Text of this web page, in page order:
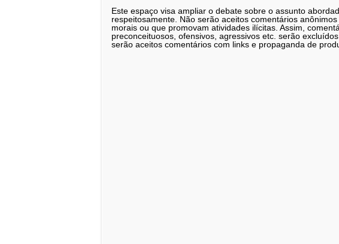
Este espaço visa ampliar o debate sobre o assunto
respeitosamente. Não serão aceitos comentários
morais ou que promovam atividades ilícitas. Assim,
preconceituosos, ofensivos, agressivos etc. serão
serão aceitos comentários com links e propaganda de